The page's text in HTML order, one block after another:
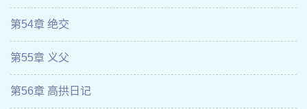
第54章 绝交
第55章 义父
第56章 高拱日记